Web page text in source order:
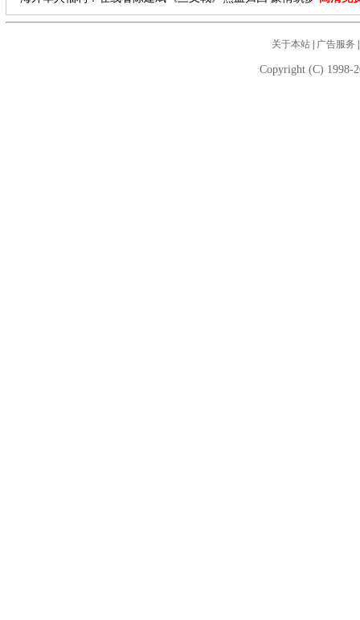
关于本站| 广告服务
Copyright (C) 1998-